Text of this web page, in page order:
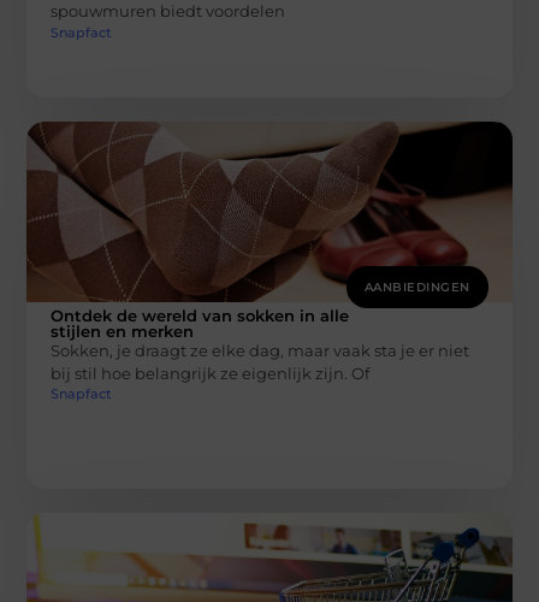
spouwmuren biedt voordelen
Snapfact
AANBIEDINGEN
Ontdek de wereld van sokken in alle
stijlen en merken
Sokken, je draagt ze elke dag, maar vaak sta je er niet
bij stil hoe belangrijk ze eigenlijk zijn. Of
Snapfact